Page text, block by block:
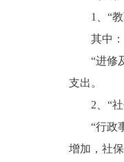
1、“教育
其中：
“进修及
支出。
2、“社会
“行政事
增加，社